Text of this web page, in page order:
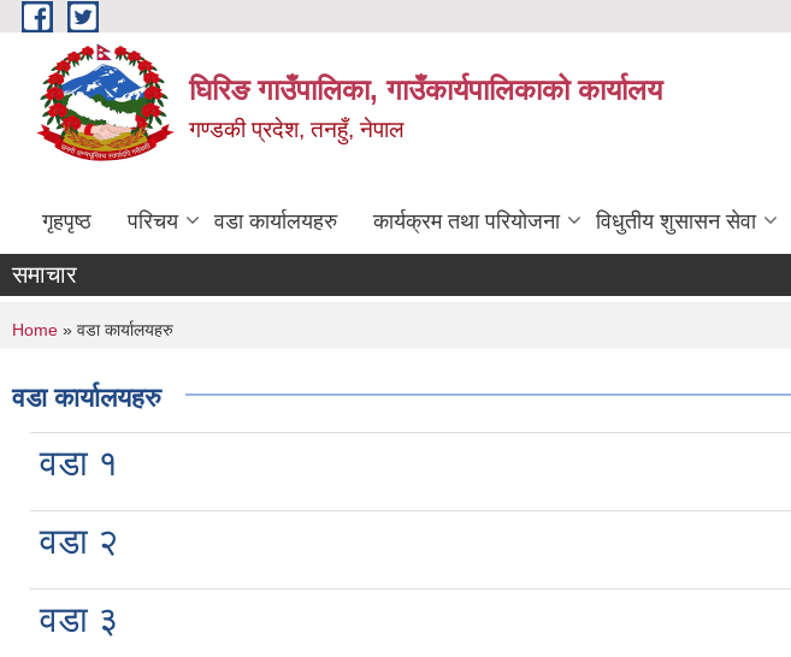
Skip to main content
घिरिङ गाउँपालिका, गाउँकार्यपालिकाको कार्यालय
गण्डकी प्रदेश, तनहुँ, नेपाल
गृहपृष्ठ परिचय वडा कार्यालयहरु कार्यक्रम तथा परियोजना विधुतीय शुसासन सेवा
समाचार
You are here
Home » वडा कार्यालयहरु
वडा कार्यालयहरु
वडा १
वडा २
वडा ३